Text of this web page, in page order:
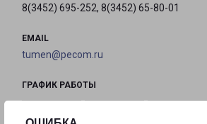
8(3452) 695-252, 8(3452) 65-80-01
EMAIL
tumen@pecom.ru
ГРАФИК РАБОТЫ